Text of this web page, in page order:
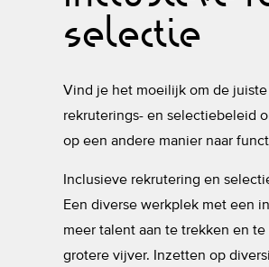
selectie
Vind je het moeilijk om de
rekruterings- en selectiebeleid
op een andere manier naar
Inclusieve rekrutering en
Een diverse werkplek met een
meer talent aan te trekken en
grotere vijver. Inzetten op